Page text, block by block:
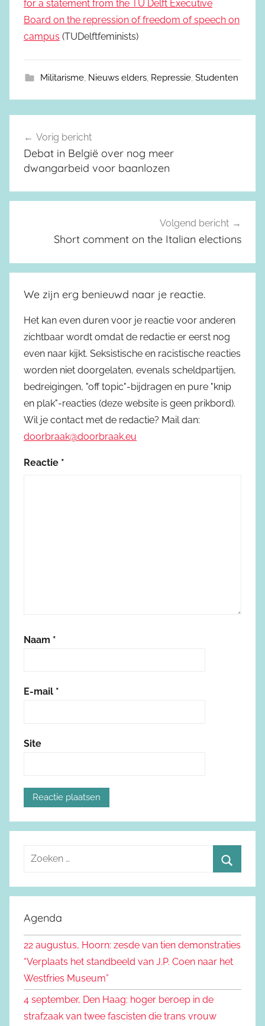
for a statement from the TU Delft Executive
Board on the repression of freedom of speech on
campus (TUDelftfeminists)
Militarisme, Nieuws elders, Repressie, Studenten
Berichtnavigatie
Vorig bericht
Debat in België over nog meer
dwangarbeid voor baanlozen
Volgend bericht
Short comment on the Italian elections
We zijn erg benieuwd naar je reactie.
Het kan even duren voor je reactie voor anderen
zichtbaar wordt omdat de redactie er eerst nog
even naar kijkt. Seksistische en racistische reacties
worden niet doorgelaten, evenals scheldpartijen,
bedreigingen, "off topic"-bijdragen en pure "knip
en plak"-reacties (deze website is geen prikbord).
Wil je contact met de redactie? Mail dan:
doorbraak@doorbraak.eu
Reactie *
Naam *
E-mail *
Site
e
e
n
r
:
o
e
n
Agenda
22 augustus, Hoorn: zesde van tien demonstraties
“Verplaats het standbeeld van J.P. Coen naar het
Westfries Museum”
4 september, Den Haag: hoger beroep in de
strafzaak van twee fascisten die trans vrouw